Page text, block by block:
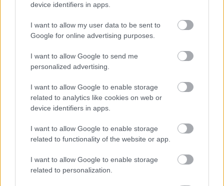
device identifiers in apps.
I want to allow my user data to be sent to
Google for online advertising purposes.
I want to allow Google to send me
personalized advertising.
I want to allow Google to enable storage
related to analytics like cookies on web or
device identifiers in apps.
I want to allow Google to enable storage
related to functionality of the website or app.
I want to allow Google to enable storage
related to personalization.
παρακείμενη πολυκατοικία του
της Χίου, με αποτέλεσμα να πέσουν κομμάτια
μπετόν στον αύλειο χώρο
προκαλώντας την αναστάτωση
των μαθητών και των εκπαιδευτικών.
Στις 14 Νοεμβρίου το σχολικό
συγκρότημα του14ου Γυμνασίου και του 10ου
Πάτρα, πλημμύρισε με αποτέλεσμα να
εγκλωβιστούν μαθητές σε κοντέινερ.
Στις 14 Νοεμβρίου στο
5ο Γυμνάσιο Νέου